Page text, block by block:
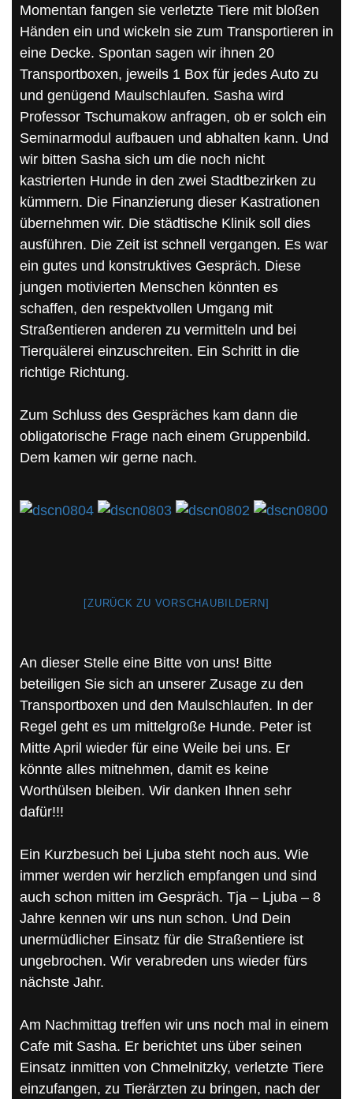
Momentan fangen sie verletzte Tiere mit bloßen
Händen ein und wickeln sie zum Transportieren in
eine Decke. Spontan sagen wir ihnen 20
Transportboxen, jeweils 1 Box für jedes Auto zu
und genügend Maulschlaufen. Sasha wird
Professor Tschumakow anfragen, ob er solch ein
Seminarmodul aufbauen und abhalten kann. Und
wir bitten Sasha sich um die noch nicht
kastrierten Hunde in den zwei Stadtbezirken zu
kümmern. Die Finanzierung dieser Kastrationen
übernehmen wir. Die städtische Klinik soll dies
ausführen. Die Zeit ist schnell vergangen. Es war
ein gutes und konstruktives Gespräch. Diese
jungen motivierten Menschen könnten es
schaffen, den respektvollen Umgang mit
Straßentieren anderen zu vermitteln und bei
Tierquälerei einzuschreiten. Ein Schritt in die
richtige Richtung.
Zum Schluss des Gespräches kam dann die
obligatorische Frage nach einem Gruppenbild.
Dem kamen wir gerne nach.
[ZURÜCK ZU VORSCHAUBILDERN]
An dieser Stelle eine Bitte von uns! Bitte
beteiligen Sie sich an unserer Zusage zu den
Transportboxen und den Maulschlaufen. In der
Regel geht es um mittelgroße Hunde. Peter ist
Mitte April wieder für eine Weile bei uns. Er
könnte alles mitnehmen, damit es keine
Worthülsen bleiben. Wir danken Ihnen sehr
dafür!!!
Ein Kurzbesuch bei Ljuba steht noch aus. Wie
immer werden wir herzlich empfangen und sind
auch schon mitten im Gespräch. Tja – Ljuba – 8
Jahre kennen wir uns nun schon. Und Dein
unermüdlicher Einsatz für die Straßentiere ist
ungebrochen. Wir verabreden uns wieder fürs
nächste Jahr.
Am Nachmittag treffen wir uns noch mal in einem
Cafe mit Sasha. Er berichtet uns über seinen
Einsatz inmitten von Chmelnitzky, verletzte Tiere
einzufangen, zu Tierärzten zu bringen, nach der